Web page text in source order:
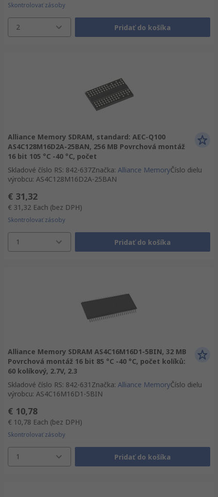
Skontrolovať zásoby
2 Pridať do košíka
Alliance Memory SDRAM, standard: AEC-Q100
AS4C128M16D2A-25BAN, 256 MB Povrchová montáž
16 bit 105 °C -40 °C, počet
Skladové číslo RS: 842-637Značka: Alliance MemoryČíslo dielu
výrobcu: AS4C128M16D2A-25BAN
€ 31,32
€ 31,32 Each (bez DPH)
Skontrolovať zásoby
1 Pridať do košíka
Alliance Memory SDRAM AS4C16M16D1-5BIN, 32 MB
Povrchová montáž 16 bit 85 °C -40 °C, počet kolíků:
60 kolíkový, 2.7V, 2.3
Skladové číslo RS: 842-631 Značka: Alliance MemoryČíslo dielu
výrobcu: AS4C16M16D1-5BIN
€ 10,78
€ 10,78 Each (bez DPH)
Skontrolovať zásoby
1 Pridať do košíka